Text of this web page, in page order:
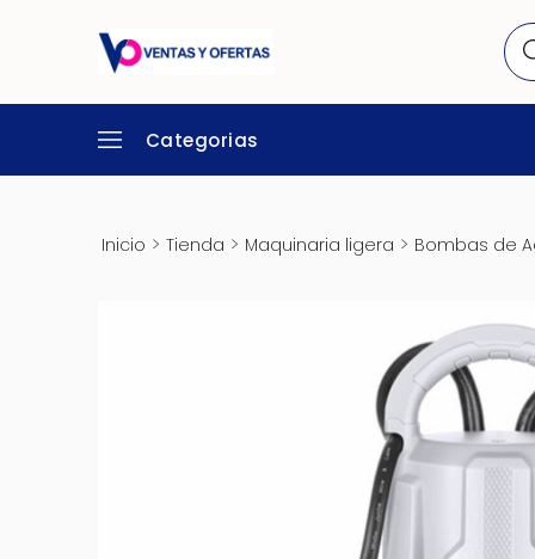
Categorias
Inicio > Tienda > Maquinaria ligera > Bombas de